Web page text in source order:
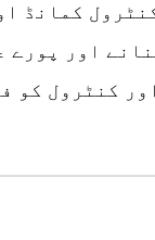
کمانڈ
اور پورے
کنٹرول کو